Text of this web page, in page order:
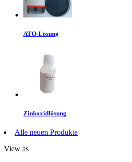
ATO-Lösung
Zinkoxidlösung
Alle neuen Produkte
View as